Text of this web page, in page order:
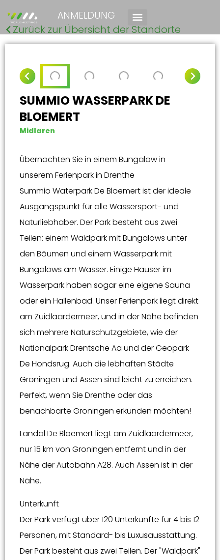
ANMELDUNG
Zurück zur Übersicht der Standorte
SUMMIO WASSERPARK DE
BLOEMERT
Midlaren
Übernachten Sie in einem Bungalow in
unserem Ferienpark in Drenthe
Summio Waterpark De Bloemert ist der ideale
Ausgangspunkt für alle Wassersport- und
Naturliebhaber. Der Park besteht aus zwei
Teilen: einem Waldpark mit Bungalows unter
den Bäumen und einem Wasserpark mit
Bungalows am Wasser. Einige Häuser im
Wasserpark haben sogar eine eigene Sauna
oder ein Hallenbad. Unser Ferienpark liegt direkt
am Zuidlaardermeer, und in der Nähe befinden
sich mehrere Naturschutzgebiete, wie der
Nationalpark Drentsche Aa und der Geopark
De Hondsrug. Auch die lebhaften Städte
Groningen und Assen sind leicht zu erreichen.
Perfekt, wenn Sie Drenthe oder das
benachbarte Groningen erkunden möchten!
Landal De Bloemert liegt am Zuidlaardermeer,
nur 15 km von Groningen entfernt und in der
Nähe der Autobahn A28. Auch Assen ist in der
Nähe.
Unterkunft
Der Park verfügt über 120 Unterkünfte für 4 bis 12
Personen, mit Standard- bis Luxusausstattung.
Der Park besteht aus zwei Teilen. Der "Waldpark"